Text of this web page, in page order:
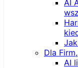
AI
Dla
AI